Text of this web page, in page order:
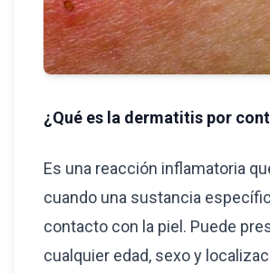
¿Qué es la dermatitis por
Es una reacción inflamatoria
cuando una sustancia
contacto con la piel. Puede
cualquier edad, sexo y